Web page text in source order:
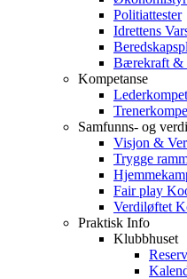
Politiattester
Idrettens
Bærekraft
Kompetanse
Samfunns- og
Visjon &
Trygge
Fair play
Verdiløftet
Praktisk Info
Klubbhuset